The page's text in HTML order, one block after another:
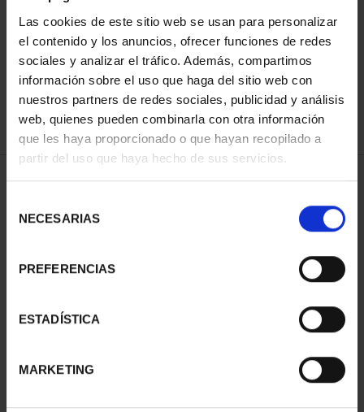
Las cookies de este sitio web se usan para personalizar
el contenido y los anuncios, ofrecer funciones de redes
sociales y analizar el tráfico. Además, compartimos
información sobre el uso que haga del sitio web con
nuestros partners de redes sociales, publicidad y análisis
web, quienes pueden combinarla con otra información
que les haya proporcionado o que hayan recopilado a
partir del uso que haya hecho de sus servicios.
NECESARIAS
PREFERENCIAS
ESTADÍSTICA
MARKETING
ORDENAR POR:
REFINAR
1 Productos encontrados